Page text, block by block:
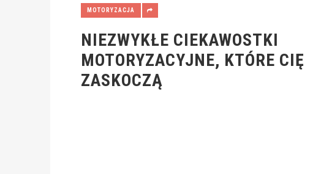
MOTORYZACJA
NIEZWYKŁE CIEKAWOSTKI
MOTORYZACYJNE, KTÓRE CIĘ
ZASKOCZĄ